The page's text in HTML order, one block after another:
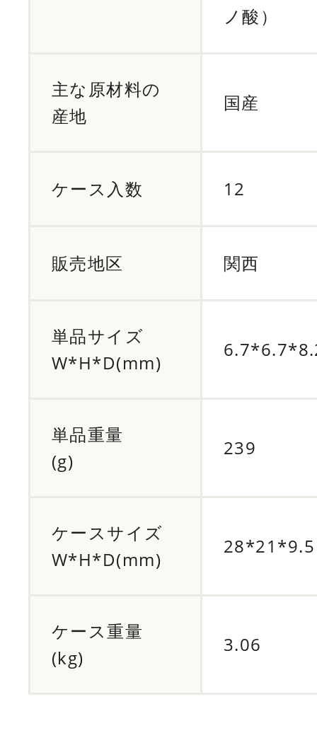
ノ酸）
主な原材料の
産地
国産
ケース入数 12
販売地区 関西
単品サイズ
W*H*D(mm)
単品重量
(g)
239
ケースサイズ
W*H*D(mm)
28*21*9.5
ケース重量
(kg)
3.06